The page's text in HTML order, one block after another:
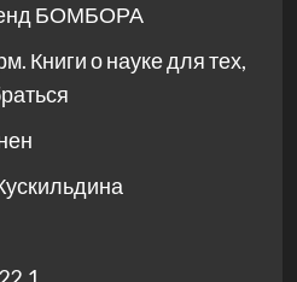
БОМБОРА
Книги о науке для тех,